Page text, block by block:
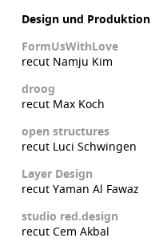
Design und Produktion
FormUsWithLove
recut Namju Kim
droog
recut Max Koch
open structures
recut Luci Schwingen
Layer Design
recut Yaman Al Fawaz
studio red.design
recut Cem Akbal